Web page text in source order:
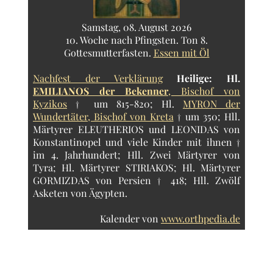
Samstag, 08. August 2026
10. Woche nach Pfingsten. Ton 8.
Gottesmutterfasten. Essen mit Öl
Nachfest der Verklärung
Heilige:
Hl.
EMILIANOS der Bekenner, Bischof von
Kyzikos † um 815-820; Hl. MYRON der
Wundertäter, Bischof von Kreta† um 350; Hll.
Märtyrer ELEUTHERIOS und LEONIDAS von
Konstantinopel und viele Kinder mit ihnen †
im 4. Jahrhundert; Hll. Zwei Märtyrer von
Tyra; Hl. Märtyrer STIRIAKOS; Hl. Märtyrer
GORMIZDAS von Persien † 418; Hll. Zwölf
Asketen von Ägypten.
Kalender von www.orthpedia.de